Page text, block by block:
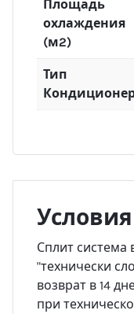
Площадь
охлаждения
(м2)
Тип
Сплит система
"технически
возврат в 14
при